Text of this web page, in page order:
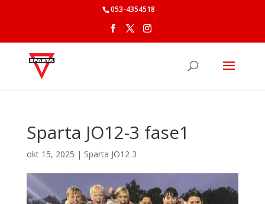
053-4354518
Sparta JO12-3 fase1
okt 15, 2025 | Sparta JO12 3